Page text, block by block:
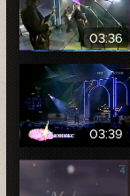
03:36
03:39